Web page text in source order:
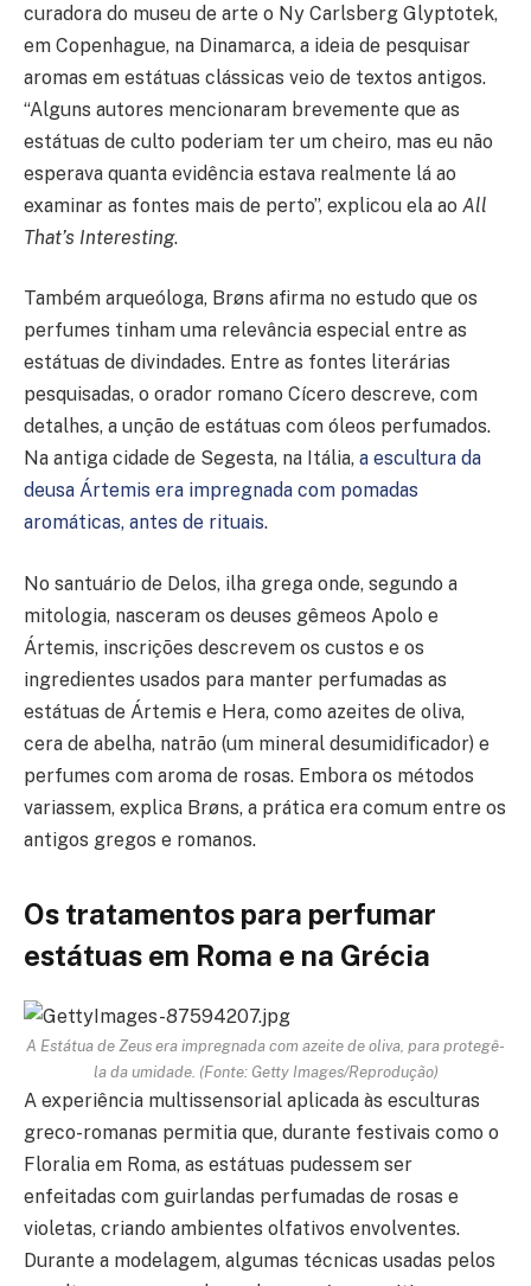
curadora do museu de arte o Ny Carlsberg Glyptotek,
em Copenhague, na Dinamarca, a ideia de pesquisar
aromas em estátuas clássicas veio de textos antigos.
“Alguns autores mencionaram brevemente que as
estátuas de culto poderiam ter um cheiro, mas eu não
esperava quanta evidência estava realmente lá ao
examinar as fontes mais de perto”, explicou ela ao All
That’s Interesting.
Também arqueóloga, Brøns afirma no estudo que os
perfumes tinham uma relevância especial entre as
estátuas de divindades. Entre as fontes literárias
pesquisadas, o orador romano Cícero descreve, com
detalhes, a unção de estátuas com óleos perfumados.
Na antiga cidade de Segesta, na Itália, a escultura da
deusa Ártemis era impregnada com pomadas
aromáticas, antes de rituais.
No santuário de Delos, ilha grega onde, segundo a
mitologia, nasceram os deuses gêmeos Apolo e
Ártemis, inscrições descrevem os custos e os
ingredientes usados para manter perfumadas as
estátuas de Ártemis e Hera, como azeites de oliva,
cera de abelha, natrão (um mineral desumidificador) e
perfumes com aroma de rosas. Embora os métodos
variassem, explica Brøns, a prática era comum entre os
antigos gregos e romanos.
Os tratamentos para perfumar
estátuas em Roma e na Grécia
A Estátua de Zeus era impregnada com azeite de oliva, para protegê-
la da umidade. (Fonte: Getty Images/Reprodução)
A experiência multissensorial aplicada às esculturas
greco-romanas permitia que, durante festivais como o
Floralia em Roma, as estátuas pudessem ser
enfeitadas com guirlandas perfumadas de rosas e
violetas, criando ambientes olfativos envolventes.
Durante a modelagem, algumas técnicas usadas pelos